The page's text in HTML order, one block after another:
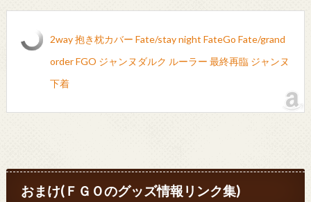
2way 抱き枕カバー Fate/stay night FateGo Fate/grand
order FGO ジャンヌダルク ルーラー 最終再臨 ジャンヌ
下着
おまけ(ＦＧＯのグッズ情報リンク集)